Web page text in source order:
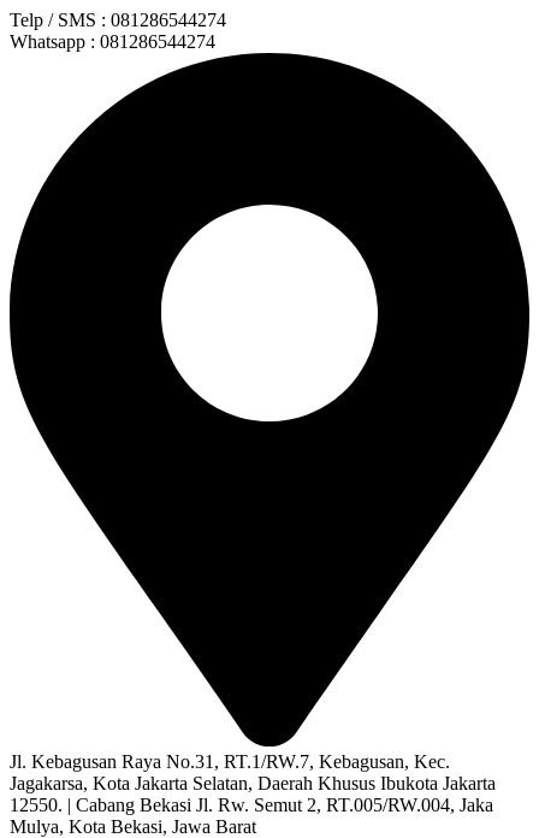
Lewati
ke
Telp / SMS : 081286544274
Whatsapp : 081286544274
Jl. Kebagusan Raya No.31, RT.1/RW.7, Kebagusan, Kec.
Jagakarsa, Kota Jakarta Selatan, Daerah Khusus Ibukota Jakarta
12550. | Cabang Bekasi Jl. Rw. Semut 2, RT.005/RW.004, Jaka
Mulya, Kota Bekasi, Jawa Barat